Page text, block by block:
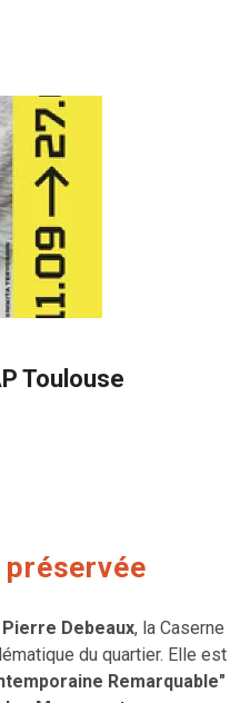
Toulouse
Pierre Debeaux, la Caserne
du quartier. Elle est
Remarquable"